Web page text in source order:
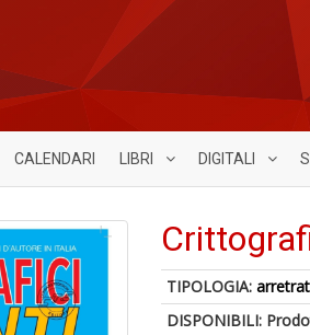
CALENDARI LIBRI DIGITALI
TIPOLOGIA:
DISPONIBILI: